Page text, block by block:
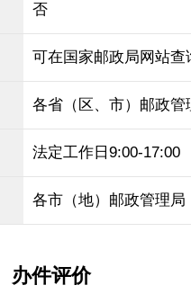
否
可在国家邮政局网站查
各省（区、市）邮政管
法定工作日9:00-17:00
各市（地）邮政管理局
办件评价